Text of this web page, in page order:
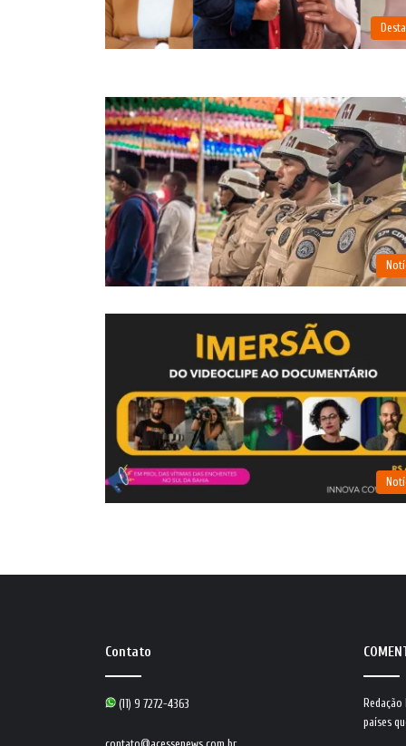
Contato
(11) 9 7272-4363
Redação
países